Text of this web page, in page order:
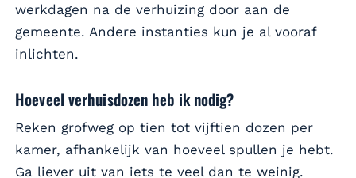
werkdagen na de verhuizing door aan de
gemeente. Andere instanties kun je al vooraf
inlichten.
Hoeveel verhuisdozen heb ik nodig?
Reken grofweg op tien tot vijftien dozen per
kamer, afhankelijk van hoeveel spullen je hebt.
Ga liever uit van iets te veel dan te weinig.